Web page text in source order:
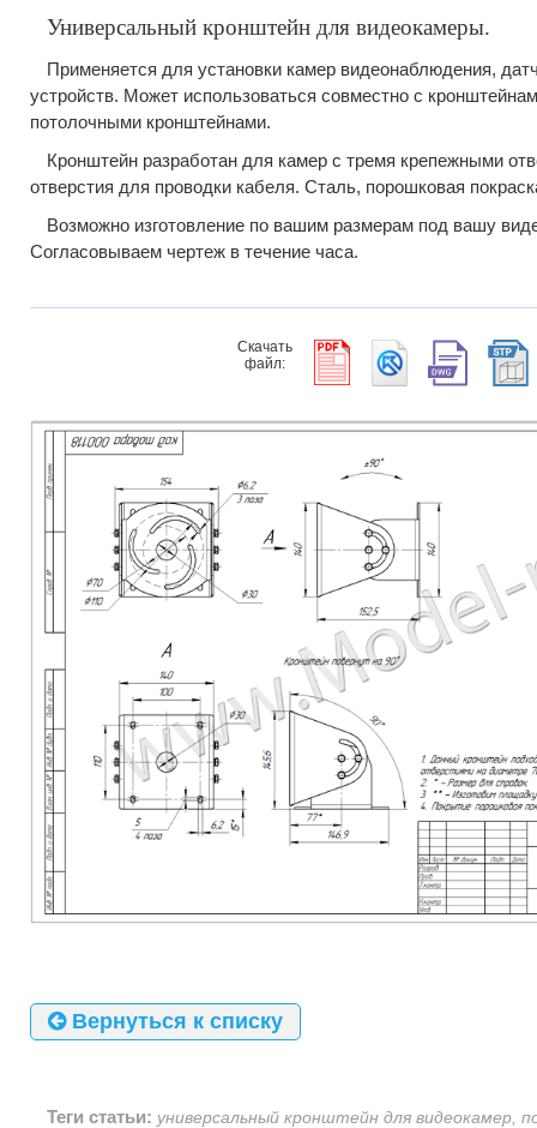
Универсальный кронштейн для видеокамеры.
Применяется для установки камер видеонаблюдения,
устройств. Может использоваться совместно с
потолочными кронштейнами.
Кронштейн разработан для камер с тремя крепежными
отверстия для проводки кабеля. Сталь, порошковая
Возможно изготовление по вашим размерам под вашу
Согласовываем чертеж в течение часа.
Скачать
файл:
Вернуться к списку
Теги статьи: универсальный кронштейн для видеокамер,